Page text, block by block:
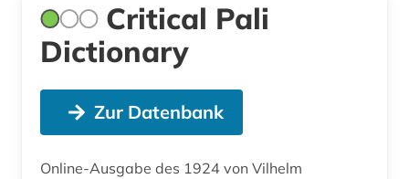
Critical Pali
Dictionary
Zur Datenbank
Online-Ausgabe des 1924 von Vilhelm